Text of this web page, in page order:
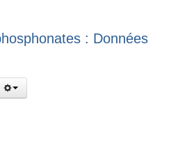
: Données